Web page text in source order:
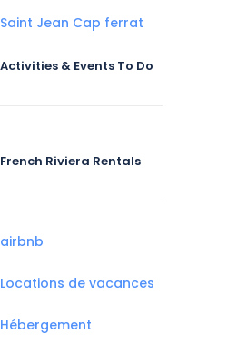
Saint Jean Cap ferrat
Activities & Events To Do
French Riviera Rentals
airbnb
Locations de vacances
Hébergement